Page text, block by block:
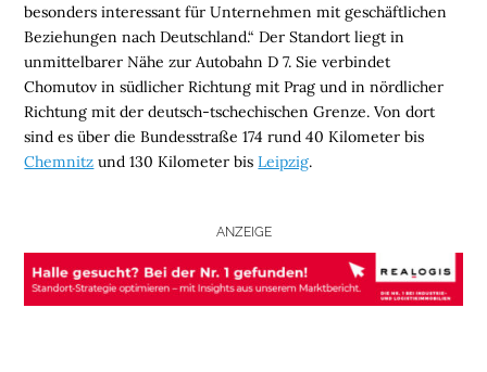
B
R
A
N
C
H
E
N
D
besonders interessant für Unternehmen mit geschäftlichen
Beziehungen nach Deutschland.“ Der Standort liegt in
unmittelbarer Nähe zur Autobahn D 7. Sie verbindet
Chomutov in südlicher Richtung mit Prag und in nördlicher
Richtung mit der deutsch-tschechischen Grenze. Von dort
sind es über die Bundesstraße 174 rund 40 Kilometer bis
Chemnitz und 130 Kilometer bisLeipzig.
ANZEIGE